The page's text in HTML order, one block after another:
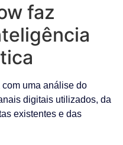
faz
uma análise do
digitais utilizados, da
existentes e das